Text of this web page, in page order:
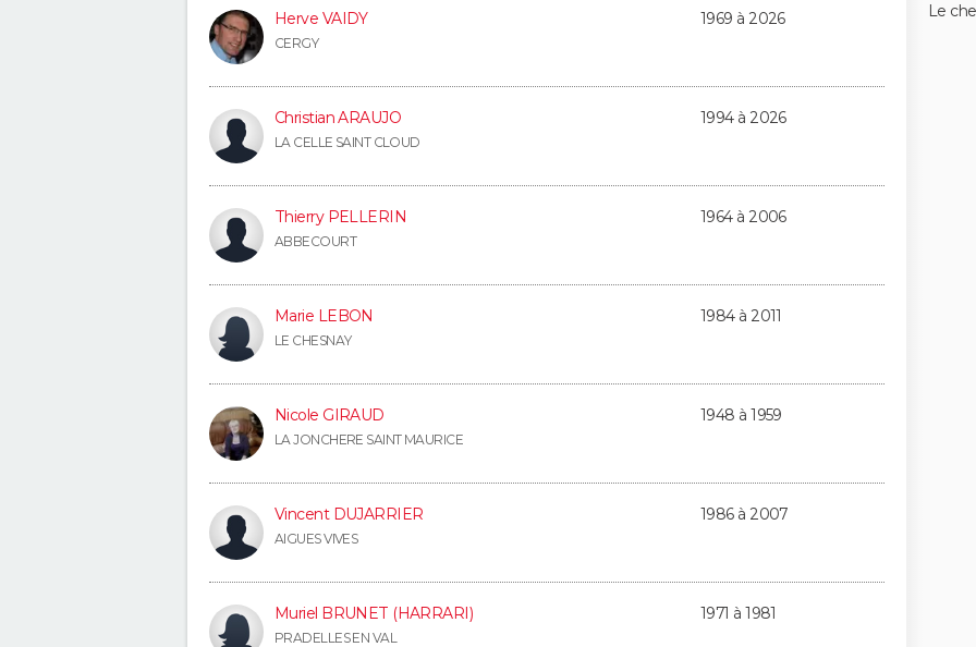
Herve VAIDY
CERGY
1969 à 2026
Christian ARAUJO
LA CELLE SAINT CLOUD
1994 à 2026
Thierry PELLERIN
ABBECOURT
1964 à 2006
Marie LEBON
LE CHESNAY
1984 à 2011
Nicole GIRAUD
LA JONCHERE SAINT MAURICE
1948 à 1959
Vincent DUJARRIER
AIGUES VIVES
1986 à 2007
Muriel BRUNET (HARRARI)
PRADELLES EN VAL
1971 à 1981
Le